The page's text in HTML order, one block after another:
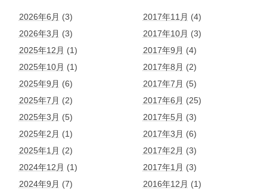
2026年6月 (3)
2026年3月 (3)
2025年12月 (1)
2025年10月 (1)
2025年9月 (6)
2025年7月 (2)
2025年3月 (5)
2025年2月 (1)
2025年1月 (2)
2024年12月 (1)
2024年9月 (7)
2017年11月 (4)
2017年10月 (3)
2017年9月 (4)
2017年8月 (2)
2017年7月 (5)
2017年6月 (25)
2017年5月 (3)
2017年3月 (6)
2017年2月 (3)
2017年1月 (3)
2016年12月 (1)